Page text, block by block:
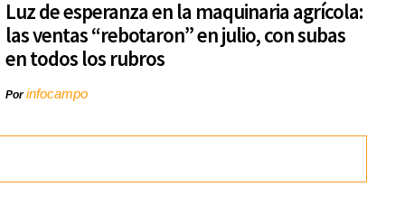
Luz de esperanza en la maquinaria agrícola:
las ventas “rebotaron” en julio, con subas
en todos los rubros
Porinfocampo